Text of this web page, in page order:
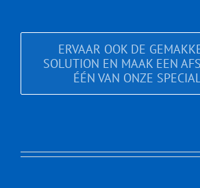
ERVAAR OOK DE
SOLUTION EN MAAK EEN
ÉÉN VAN ONZE